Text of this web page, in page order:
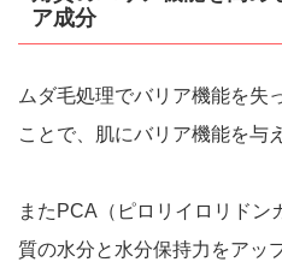
ア成分
ムダ毛処理でバリア機能を
ことで、肌にバリア機能を与
またPCA（ピロリイロリドン
質の水分と水分保持力をアッ